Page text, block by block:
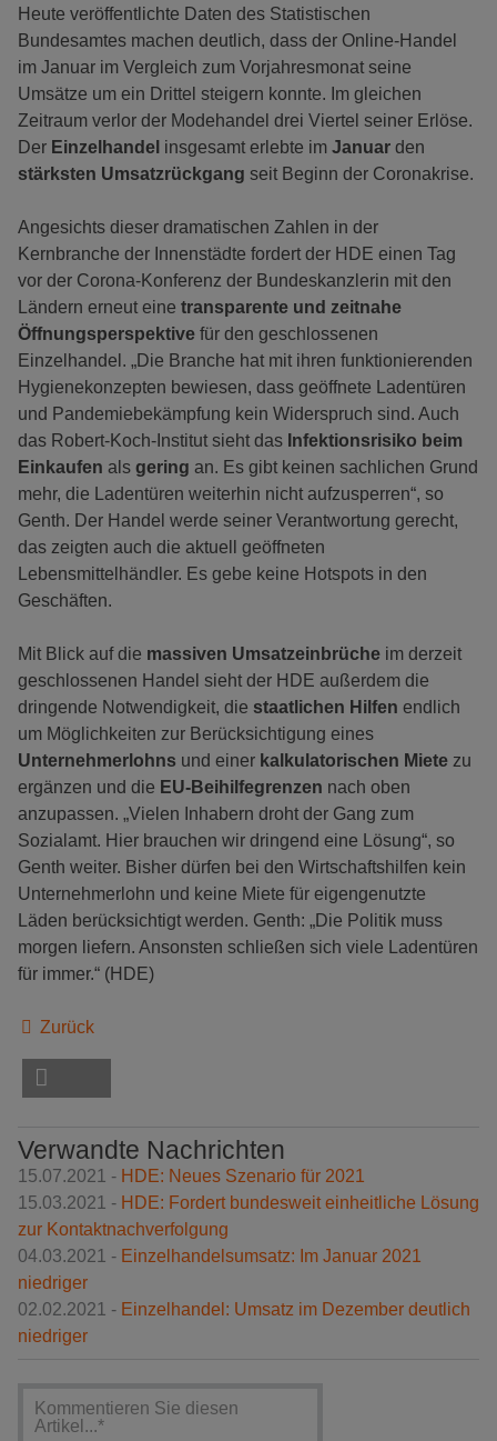
Heute veröffentlichte Daten des Statistischen
Bundesamtes machen deutlich, dass der Online-Handel
im Januar im Vergleich zum Vorjahresmonat seine
Umsätze um ein Drittel steigern konnte. Im gleichen
Zeitraum verlor der Modehandel drei Viertel seiner Erlöse.
Der Einzelhandel insgesamt erlebte im Januar den
stärksten Umsatzrückgang seit Beginn der Coronakrise.
Angesichts dieser dramatischen Zahlen in der
Kernbranche der Innenstädte fordert der HDE einen Tag
vor der Corona-Konferenz der Bundeskanzlerin mit den
Ländern erneut eine transparente und zeitnahe
Öffnungsperspektive für den geschlossenen
Einzelhandel. „Die Branche hat mit ihren funktionierenden
Hygienekonzepten bewiesen, dass geöffnete Ladentüren
und Pandemiebekämpfung kein Widerspruch sind. Auch
das Robert-Koch-Institut sieht das Infektionsrisiko beim
Einkaufen als gering an. Es gibt keinen sachlichen Grund
mehr, die Ladentüren weiterhin nicht aufzusperren“, so
Genth. Der Handel werde seiner Verantwortung gerecht,
das zeigten auch die aktuell geöffneten
Lebensmittelhändler. Es gebe keine Hotspots in den
Geschäften.
Mit Blick auf die massiven Umsatzeinbrüche im derzeit
geschlossenen Handel sieht der HDE außerdem die
dringende Notwendigkeit, die staatlichen Hilfen endlich
um Möglichkeiten zur Berücksichtigung eines
Unternehmerlohns und einer kalkulatorischen Miete zu
ergänzen und die EU-Beihilfegrenzen nach oben
anzupassen. „Vielen Inhabern droht der Gang zum
Sozialamt. Hier brauchen wir dringend eine Lösung“, so
Genth weiter. Bisher dürfen bei den Wirtschaftshilfen kein
Unternehmerlohn und keine Miete für eigengenutzte
Läden berücksichtigt werden. Genth: „Die Politik muss
morgen liefern. Ansonsten schließen sich viele Ladentüren
für immer.“ (HDE)
Zurück
Verwandte Nachrichten
15.07.2021 - HDE: Neues Szenario für 2021
15.03.2021 - HDE: Fordert bundesweit einheitliche Lösung
zur Kontaktnachverfolgung
04.03.2021 - Einzelhandelsumsatz: Im Januar 2021
niedriger
02.02.2021 - Einzelhandel: Umsatz im Dezember deutlich
niedriger